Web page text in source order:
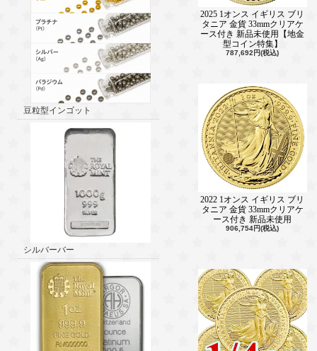
豆粒型インゴット
シルバーバー
2025 1オンス イギリス ブリ
タニア 金貨 33mmクリアケ
ース付き 新品未使用【地金
型コイン特集】
787,692円(税込)
2022 1オンス イギリス ブリ
タニア 金貨 33mmクリアケ
ース付き 新品未使用
906,754円(税込)